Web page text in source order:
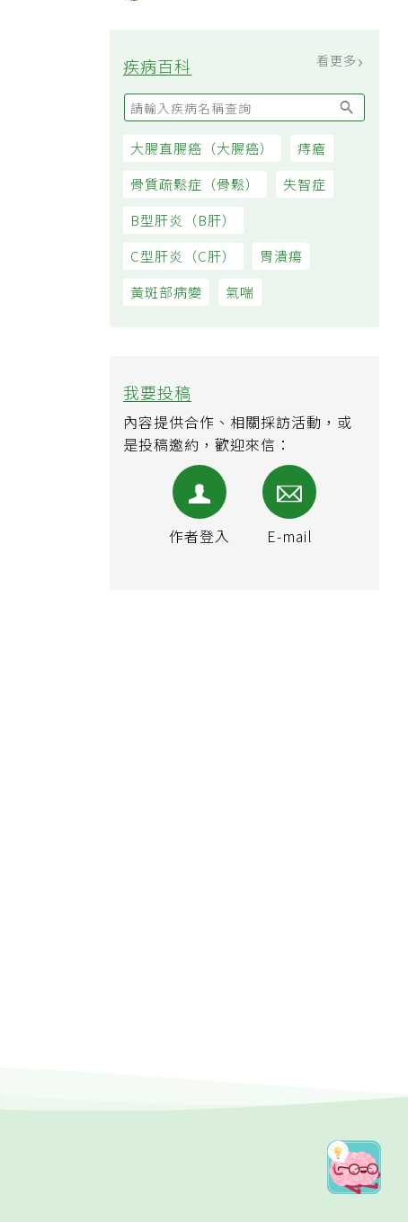
疾病百科 看更多
大腸直腸癌（大腸癌）
痔瘡
骨質疏鬆症（骨鬆）
失智症
B型肝炎（B肝）
C型肝炎（C肝）
胃潰瘍
黃斑部病變
氣喘
我要投稿
內容提供合作、相關採訪活動，或
是投稿邀約，歡迎來信：
作者登入 E-mail